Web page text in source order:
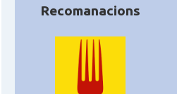
Recomanacions